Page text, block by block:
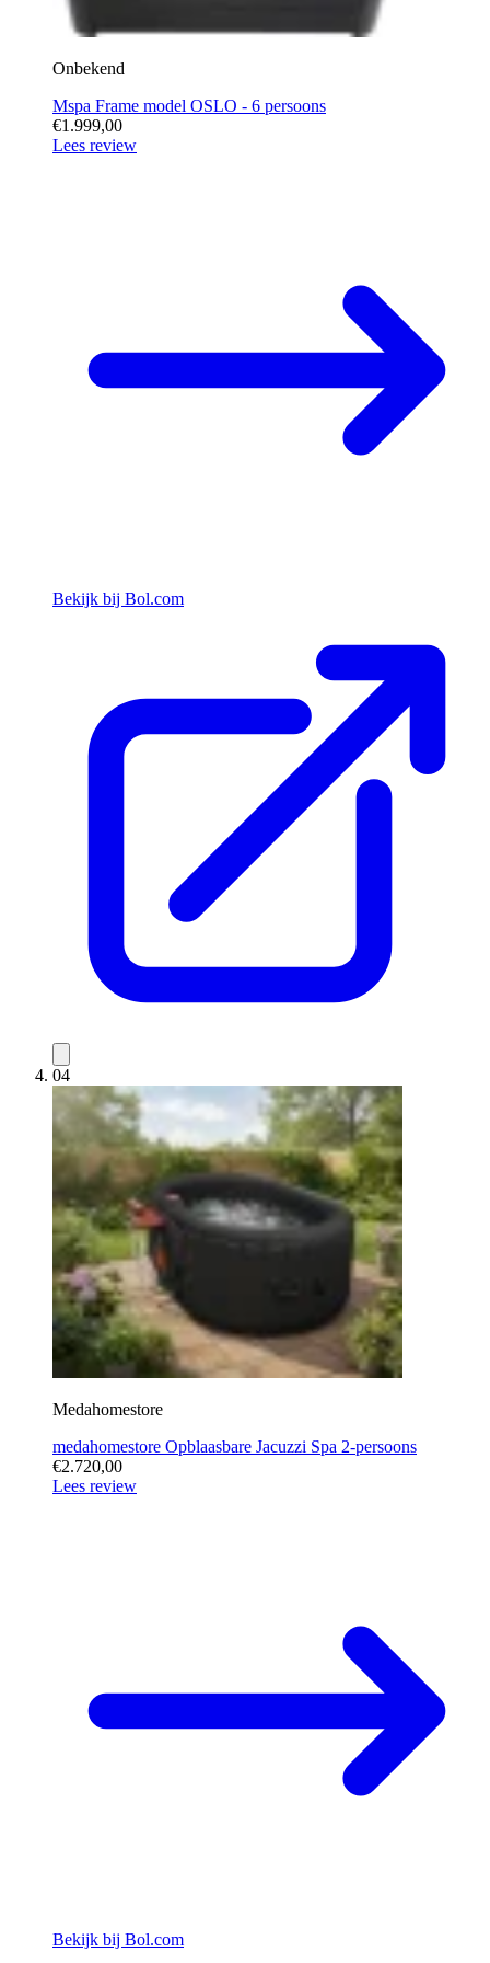
Onbekend
Mspa Frame model OSLO - 6 persoons
€1.999,00
Lees review
Bekijk bij Bol.com
04
Medahomestore
medahomestore Opblaasbare Jacuzzi Spa 2-persoons
€2.720,00
Lees review
Bekijk bij Bol.com